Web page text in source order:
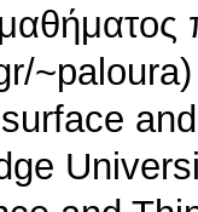
~paloura)